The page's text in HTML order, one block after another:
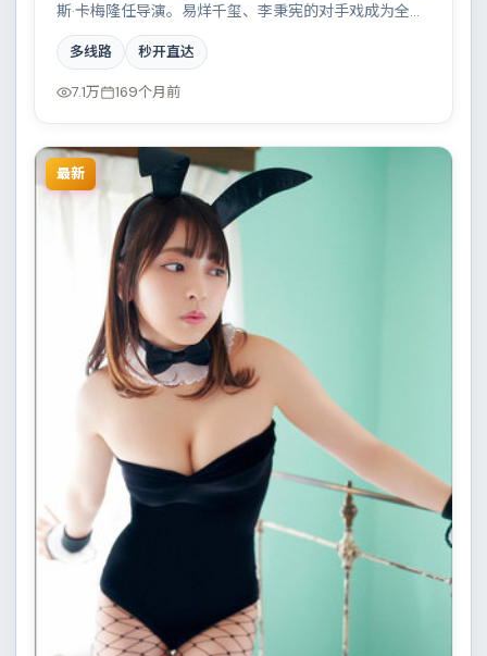
斯·卡梅隆任导演。易烊千玺、李秉宪的对手戏成为全片
高光，一场看似偶然的事故牵出陈年秘辛。配乐与摄影
风格统一，具备院线质感。
多线路 秒开直达
7.1万 169个月前
最新